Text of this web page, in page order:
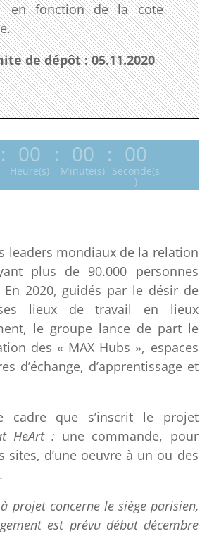
en fonction de la cote
de dépôt : 05.11.2020
: 00
Heure(s)
: 00
Minute(s)
: 00
Seconde(s
)
leaders mondiaux de la relation
plus de 90.000 personnes
En 2020, guidés par le désir de
lieux de travail en lieux
le groupe lance de part le
des « MAX Hubs », espaces
d’échange, d’apprentissage et
cadre que s’inscrit le projet
HeArt : une commande, pour
sites, d’une oeuvre à un ou des
.
projet concerne le siège parisien,
est prévu début décembre